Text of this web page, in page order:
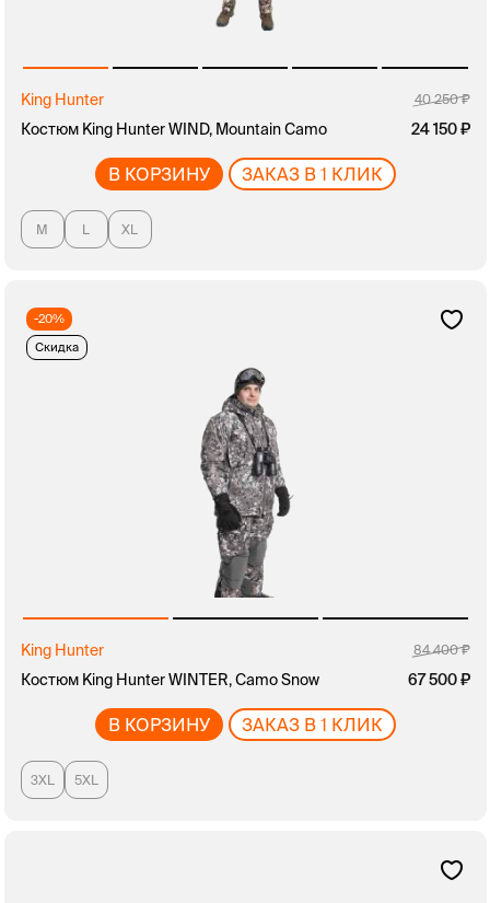
King Hunter 40 250
Костюм King Hunter WIND, Mountain Camo 24 150
В КОРЗИНУ ЗАКАЗ В 1 КЛИК
M L XL
-20%
Скидка
King Hunter 84 400
Костюм King Hunter WINTER, Camo Snow 67 500
В КОРЗИНУ ЗАКАЗ В 1 КЛИК
3XL 5XL